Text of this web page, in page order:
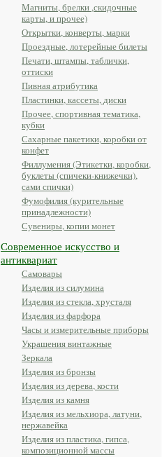
Магниты, брелки ,скидочные
карты, и прочее)
Открытки, конверты, марки
Проездные, лотерейные билеты
Печати, штампы, таблички,
оттиски
Пивная атрибутика
Пластинки, кассеты, диски
Прочее, спортивная тематика,
кубки
Сахарные пакетики, коробки от
конфет
Филлумения (Этикетки, коробки,
буклеты (спичеки-книжечки),
сами спички)
Фумофилия (курительные
принадлежности)
Сувениры, копии монет
Современное искусство и
антиквариат
Самовары
Изделия из силумина
Изделия из стекла, хрусталя
Изделия из фарфора
Часы и измерительные приборы
Украшения винтажные
Зеркала
Изделия из бронзы
Изделия из дерева, кости
Изделия из камня
Изделия из мельхиора, латуни,
нержавейка
Изделия из пластика, гипса,
композиционной массы